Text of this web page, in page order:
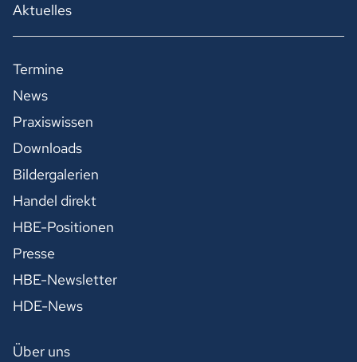
Aktuelles
Termine
News
Praxiswissen
Downloads
Bildergalerien
Handel direkt
HBE-Positionen
Presse
HBE-Newsletter
HDE-News
Über uns